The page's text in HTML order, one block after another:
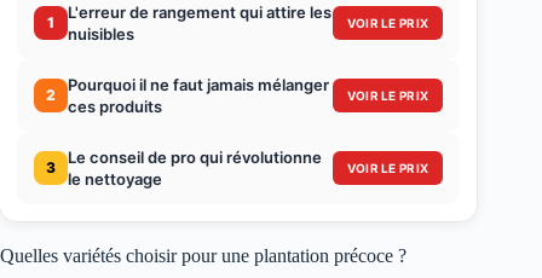
1
L'erreur de rangement qui attire les
nuisibles
VOIR LE PRIX
2
Pourquoi il ne faut jamais mélanger
ces produits
VOIR LE PRIX
3
Le conseil de pro qui révolutionne
le nettoyage
VOIR LE PRIX
Quelles variétés choisir pour une plantation précoce ?